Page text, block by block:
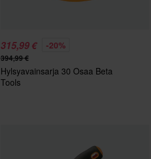
315,99 € -20%
394,99 €
Hylsyavainsarja 30 Osaa Beta
Tools